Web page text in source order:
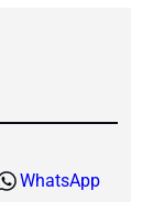
WhatsApp